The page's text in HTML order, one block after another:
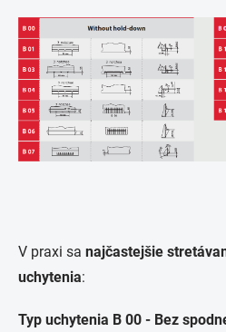
V praxi sa najčastejšie
uchytenia:
Typ uchytenia B 00 - Bez